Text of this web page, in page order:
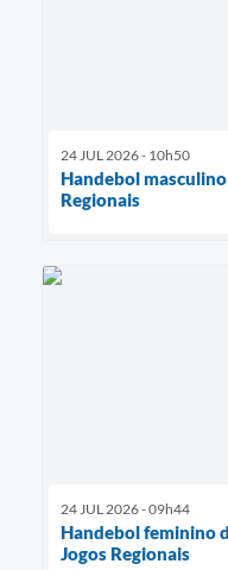
24 JUL 2026 - 10h50
Handebol
Regionais
24 JUL 2026 - 09h44
Handebol feminino
Jogos Regionais